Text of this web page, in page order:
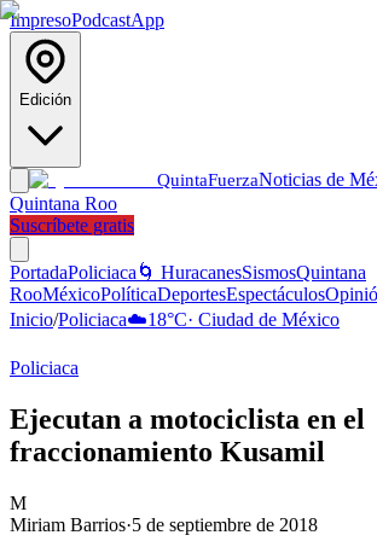
ImpresoPodcastApp
Edición
QuintaFuerzaNoticias de
Quintana Roo
Suscríbete gratis
PortadaPoliciaca 🌀 HuracanesSismosQuintana
RooMéxicoPolíticaDeportesEspectáculos
Inicio/Policiaca☁️18°C· Ciudad de México
Policiaca
Ejecutan a motociclista en el
fraccionamiento Kusamil
M
Miriam Barrios·5 de septiembre de 2018